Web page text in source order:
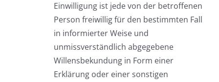
Einwilligung ist jede von der betroffenen
Person freiwillig für den bestimmten Fall
in informierter Weise und
unmissverständlich abgegebene
Willensbekundung in Form einer
Erklärung oder einer sonstigen